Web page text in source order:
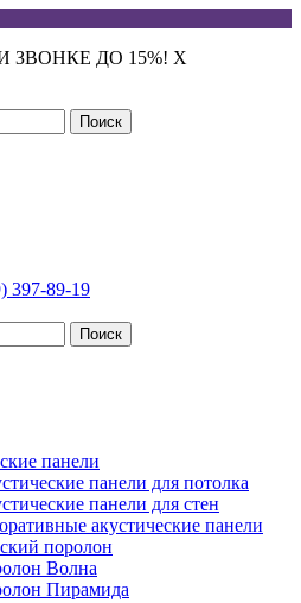
ЗВОНКЕ ДО 15%! X
Поиск
397-89-19
Поиск
панели
панели для потолка
панели для стен
акустические панели
поролон
Волна
Пирамида